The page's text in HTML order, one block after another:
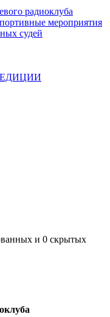
радиоклуба
мероприятия
судей
и 0 скрытых